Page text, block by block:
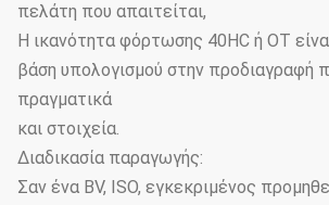
πελάτη που απαιτείται,
Η ικανότητα φόρτωσης 40HC ή OT
βάση υπολογισμού στην προδιαγραφή
πραγματικά
και στοιχεία.
Διαδικασία παραγωγής:
Σαν ένα BV, ISO, εγκεκριμένος